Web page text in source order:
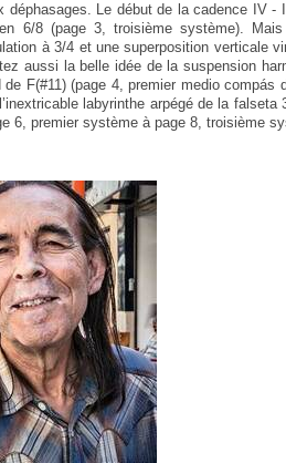
déphasages. Le début de la cadence IV
6/8 (page 3, troisième système).
à 3/4 et une superposition verticale
aussi la belle idée de la suspension
F(#11) (page 4, premier medio compás
labyrinthe arpégé de la
6, premier système à page 8, troisième